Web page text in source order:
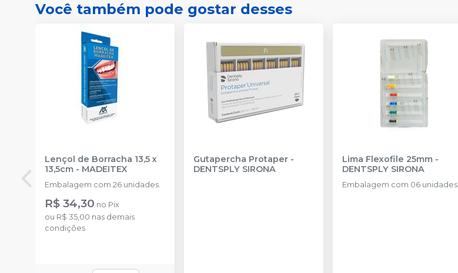
Você também pode gostar desses
Lençol de Borracha 13,5 x
13,5cm - MADEITEX
Embalagem com 26 unidades.
R$ 34,30 no Pix
ou R$ 35,00 nas demais
condições
Gutapercha Protaper -
DENTSPLY SIRONA
Lima Flexofile 25mm -
DENTSPLY SIRONA
Embalagem com 06 unidades.